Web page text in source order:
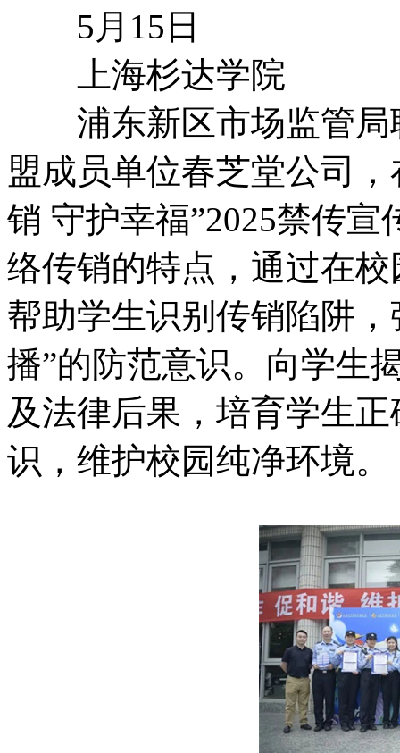
5月15日
上海杉达学院
浦东新区市场监管局
盟成员单位春芝堂公司
销 守护幸福”2025禁传
络传销的特点，通过在
帮助学生识别传销陷阱
播”的防范意识。向学生
及法律后果，培育学生
识，维护校园纯净环境。